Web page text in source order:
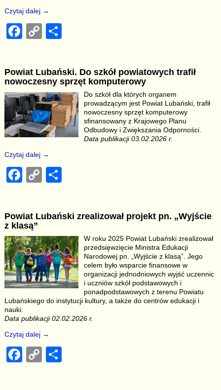
Czytaj dalej →
F
e
b
o
o
k
C
y
Li
n
k
e
Powiat Lubański. Do szkół powiatowych trafił
nowoczesny sprzęt komputerowy
Do szkół dla których organem
prowadzącym jest Powiat Lubański, trafił
nowoczesny sprzęt komputerowy
sfinansowany z Krajowego Planu
Odbudowy i Zwiększania Odporności.
Data publikacji 03.02.2026 r.
Czytaj dalej →
F
e
b
o
o
k
C
y
Li
n
k
e
Powiat Lubański zrealizował projekt pn. „Wyjście
z klasą”
W roku 2025 Powiat Lubański zrealizował
przedsięwzięcie Ministra Edukacji
Narodowej pn. „Wyjście z klasą”. Jego
celem było wsparcie finansowe w
organizacji jednodniowych wyjść uczennic
i uczniów szkół podstawowych i
ponadpodstawowych z terenu Powiatu
Lubańskiego do instytucji kultury, a także do centrów edukacji i
nauki.
Data publikacji 02.02.2026 r.
Czytaj dalej →
F
C